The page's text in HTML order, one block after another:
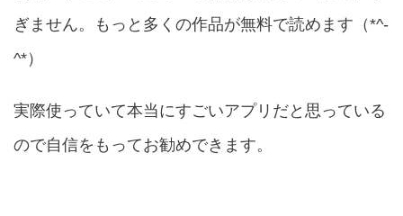
ぎません。もっと多くの作品が無料で読めます（*^-
^*）
実際使っていて本当にすごいアプリだと思っている
ので自信をもってお勧めできます。